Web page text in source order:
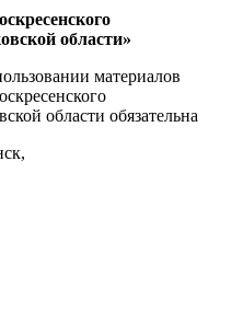
области»
материалов
области обязательна